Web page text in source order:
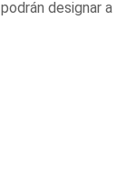
designar a